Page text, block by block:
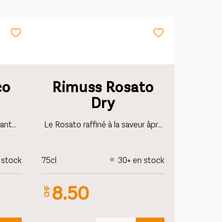
stock
Rimuss Rosato
Dry
Le Rosato raffiné à la saveur âpre
75cl
30+ en stock
CHF 8.50